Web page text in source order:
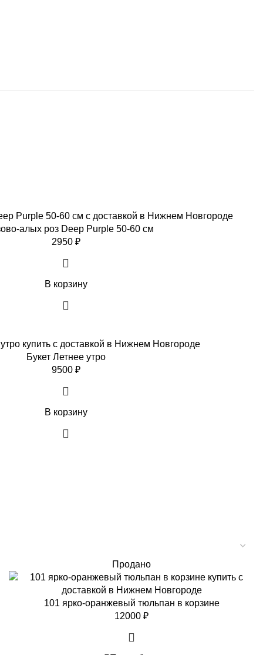
алых роз Deep Purple 50-60 см
2950 ₽
В корзину
Букет Летнее утро
9500 ₽
В корзину
Продано
101 ярко-оранжевый тюльпан в корзине
12000 ₽